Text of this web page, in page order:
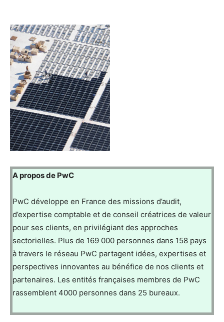
A propos de PwC
PwC développe en France des missions d’audit,
d’expertise comptable et de conseil créatrices de valeur
pour ses clients, en privilégiant des approches
sectorielles. Plus de 169 000 personnes dans 158 pays
à travers le réseau PwC partagent idées, expertises et
perspectives innovantes au bénéfice de nos clients et
partenaires. Les entités françaises membres de PwC
rassemblent 4000 personnes dans 25 bureaux.